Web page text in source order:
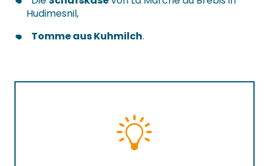
Hudimesnil,
Tomme aus Kuhmilch.